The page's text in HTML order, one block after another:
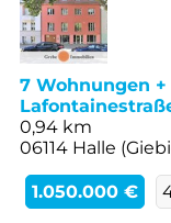
7 Wohnungen
0,94 km
06114 Halle
1.050.000 €